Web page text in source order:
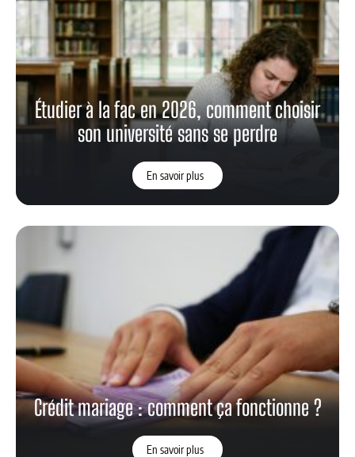
Étudier à la fac en 2026, comment choisir
son université sans se perdre
En savoir plus
Crédit mariage : comment ça fonctionne ?
En savoir plus